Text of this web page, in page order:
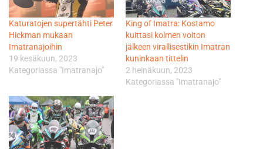
Katuratojen supertähti Peter
Hickman mukaan
Imatranajoihin
19 kesäkuun, 2023
Kategoriassa "Imatranajo"
King of Imatra: Kostamo
kuittasi kolmen voiton
jälkeen virallisestikin Imatran
kuninkaan tittelin
2 heinäkuun, 2023
Kategoriassa "Imatranajo"